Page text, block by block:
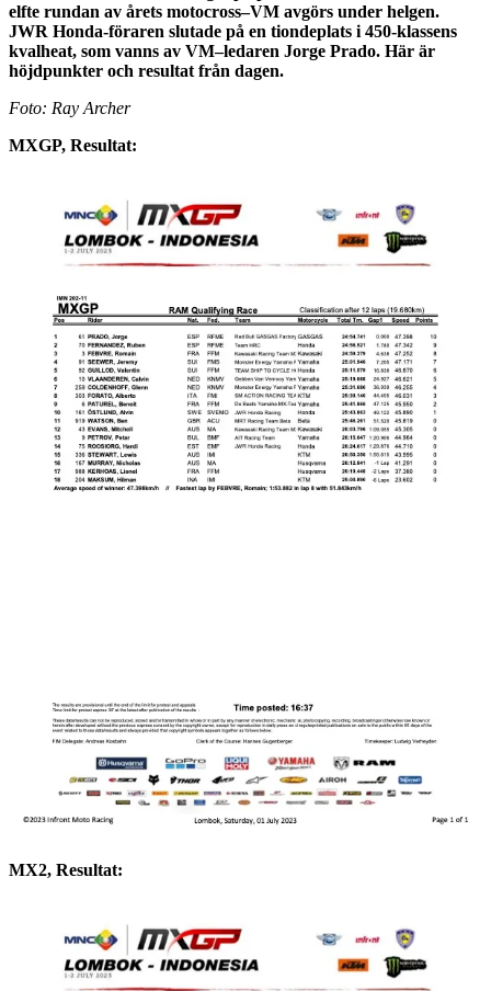
elfte rundan av årets motocross–VM avgörs under helgen.
JWR Honda-föraren slutade på en tiondeplats i 450-klassens
kvalheat, som vanns av VM–ledaren Jorge Prado. Här är
höjdpunkter och resultat från dagen.
Foto: Ray Archer
MXGP, Resultat:
MX2, Resultat: